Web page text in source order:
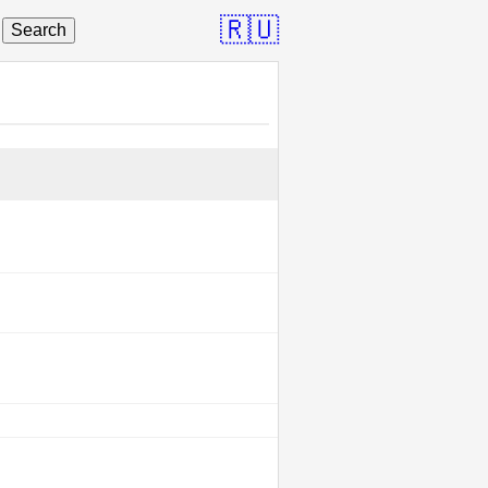
Search 🇷🇺